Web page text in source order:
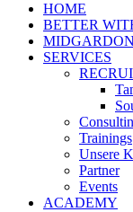
HOME
BETTER
SERVICES
Trainings
Unsere
Partner
Events
ACADEMY